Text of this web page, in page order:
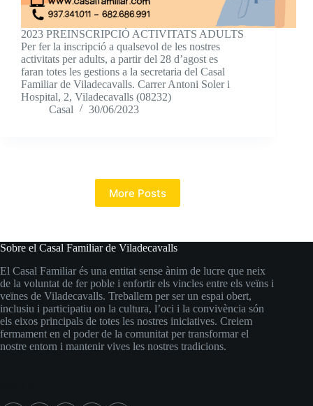
2023 PREINSCRIPCIÓ ACTIVITATS ADULTS
Per fer la inscripció a qualsevol de les nostres
activitats per adults, a partir del 28 d’agost es
faran totes les gestions a la secretaria del Casal
Familiar de Viladecavalls. Carrer Antoni Soler i
Hospital, 2, Viladecavalls (08232)
Casal
30/06/2023
More Posts
Sobre el Casal Familiar de Viladecavalls
El Casal Familiar és una entitat sense ànim de lucre que neix
de la voluntat de fer poble i enfortir els vincles entre els veïns i
veïnes de Viladecavalls. Treballem per ser un espai obert,
inclusiu i participatiu on la cultura, l’oci i la convivència són
els eixos principals de totes les nostres iniciatives. Creiem
fermament en el poder de la comunitat per transformar el
nostre entorn i mantenir vives les nostres tradicions.